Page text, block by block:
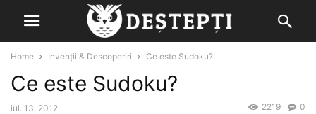
Home Invenții & Descoperiri Ce este Sudoku?
Ce este Sudoku?
iul. 13, 2012 0
2219